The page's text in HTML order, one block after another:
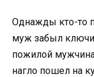
Однажды кто-то
муж забыл
пожилой
нагло пошел на